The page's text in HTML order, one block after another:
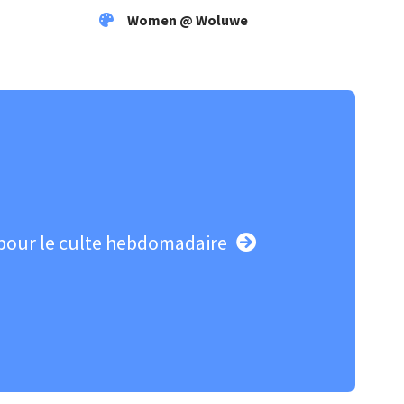
Women @ Woluwe
le culte hebdomadaire